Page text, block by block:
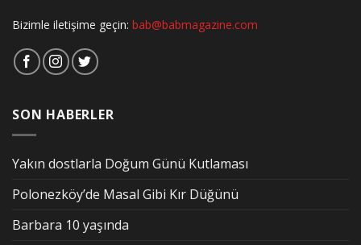
Bizimle iletişime geçin: bab@babmagazine.com
SON HABERLER
Yakın dostlarla Doğum Günü Kutlaması
Polonezköy’de Masal Gibi Kır Düğünü
Barbara 10 yaşında